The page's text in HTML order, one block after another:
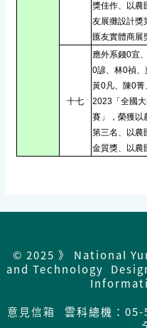
獎佳作、以農
友展攤設計獎
匯友實體商展
十七
應外系錢0宜
0諺、林0禎、
黃0凡、陳0
2023「全國
賽」，榮獲以
第三名、以農
金質獎、以農
© 2025 》 National
and Technology
意見信箱
雲科總機：